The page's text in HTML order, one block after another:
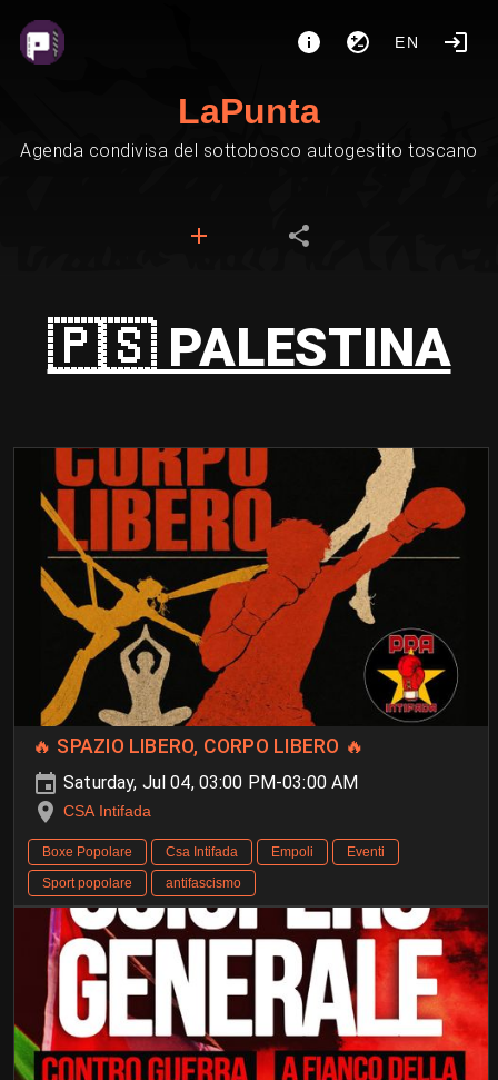
EN
LaPunta
Agenda condivisa del sottobosco autogestito toscano
🇵🇸 PALESTINA
🔥 SPAZIO LIBERO, CORPO LIBERO 🔥
Saturday, Jul 04, 03:00 PM-03:00 AM
CSA Intifada
Boxe Popolare Csa Intifada Empoli
Eventi
Sport popolare
antifascismo